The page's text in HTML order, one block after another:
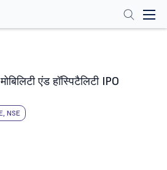
एंड हॉस्पिटैलिटी IPO
NSE